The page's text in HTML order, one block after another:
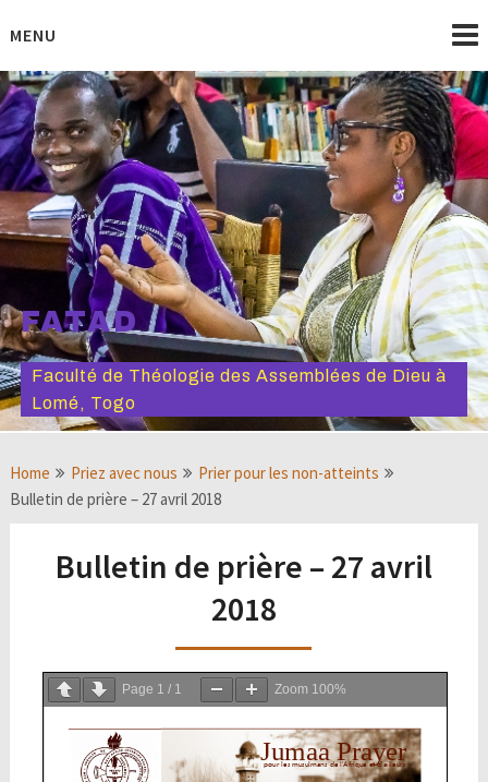
toMENU
FATAD
Faculté de Théologie des Assemblées de Dieu à
Lomé, Togo
Home Priez avec nous
Prier pour les non-atteints
Bulletin de prière – 27 avril 2018
Bulletin de prière – 27 avril
2018
Page 1 / 1 Zoom 100%